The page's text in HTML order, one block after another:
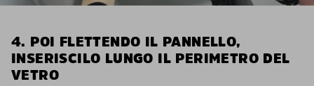
4. POI FLETTENDO IL PANNELLO,
INSERISCILO LUNGO IL PERIMETRO DEL
VETRO